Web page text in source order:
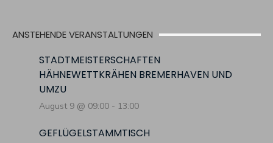
ANSTEHENDE VERANSTALTUNGEN
STADTMEISTERSCHAFTEN
HÄHNEWETTKRÄHEN BREMERHAVEN UND
UMZU
August 9 @ 09:00 - 13:00
GEFLÜGELSTAMMTISCH